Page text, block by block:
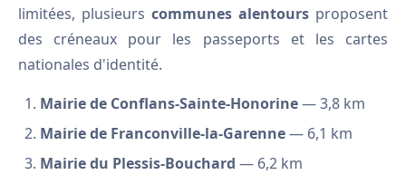
limitées, plusieurs communes alentours proposent
des créneaux pour les passeports et les cartes
nationales d'identité.
Mairie de Conflans-Sainte-Honorine— 3,8 km
Mairie de Franconville-la-Garenne— 6,1 km
Mairie du Plessis-Bouchard — 6,2 km